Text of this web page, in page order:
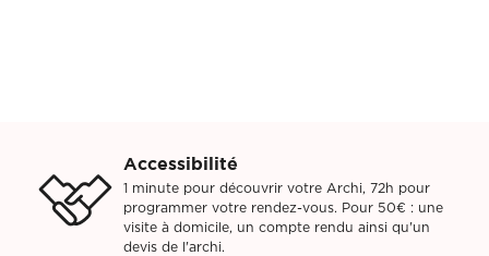
Accessibilité
1 minute pour découvrir votre Archi, 72h pour
programmer votre rendez-vous. Pour 50€ : une
visite à domicile, un compte rendu ainsi qu'un
devis de l'archi.